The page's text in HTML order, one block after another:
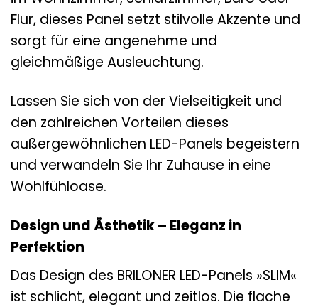
Flur, dieses Panel setzt stilvolle Akzente und
sorgt für eine angenehme und
gleichmäßige Ausleuchtung.
Lassen Sie sich von der Vielseitigkeit und
den zahlreichen Vorteilen dieses
außergewöhnlichen LED-Panels begeistern
und verwandeln Sie Ihr Zuhause in eine
Wohlfühloase.
Design und Ästhetik – Eleganz in
Perfektion
Das Design des BRILONER LED-Panels »SLIM«
ist schlicht, elegant und zeitlos. Die flache